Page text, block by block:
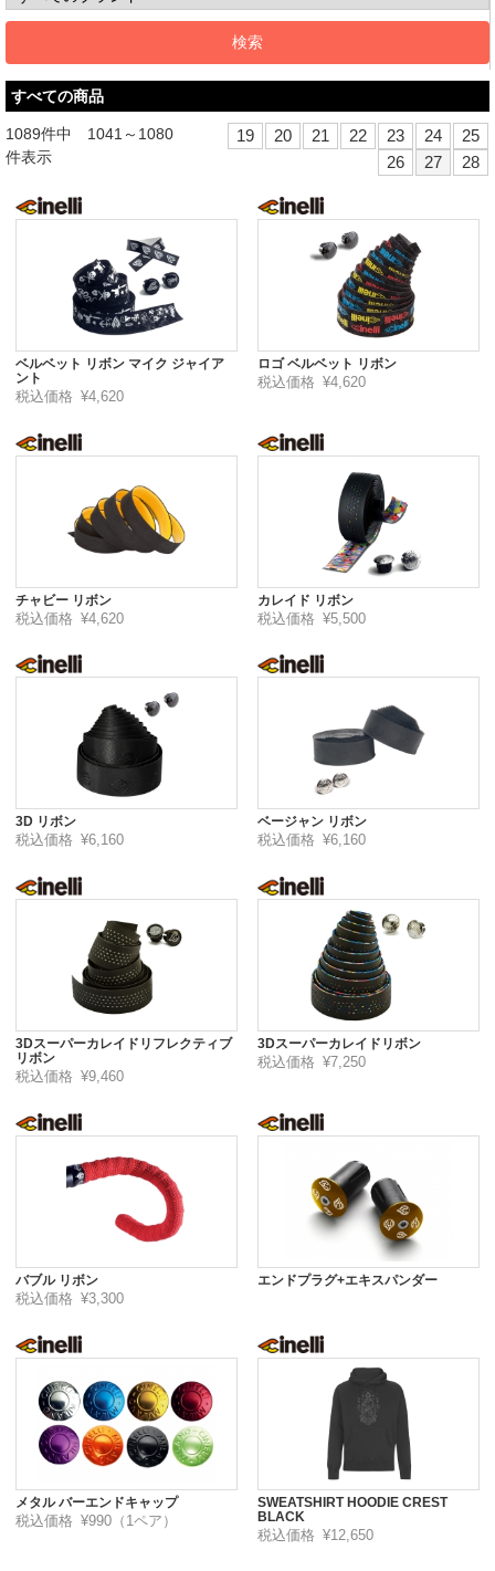
すべての商品
1089件中 1041～1080
件表示
19 20 21 22 23 24
25
26
27 28
ベルベット リボン マイク ジャイア
ント
税込価格 ¥4,620
ロゴ ベルベット リボン
税込価格 ¥4,620
チャビー リボン
税込価格 ¥4,620
カレイド リボン
税込価格 ¥5,500
3D リボン
税込価格 ¥6,160
ベージャン リボン
税込価格 ¥6,160
3Dスーパーカレイドリフレクティブ
リボン
税込価格 ¥9,460
3Dスーパーカレイドリボン
税込価格 ¥7,250
バブル リボン
税込価格 ¥3,300
エンドプラグ+エキスパンダー
メタル バーエンドキャップ
税込価格 ¥990（1ペア）
SWEATSHIRT HOODIE CREST
BLACK
税込価格 ¥12,650